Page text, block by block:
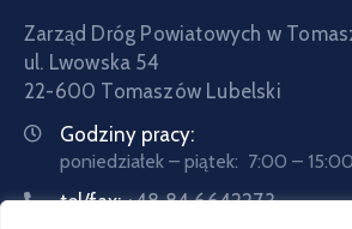
Zarząd Dróg Powiatowych w
ul. Lwowska 54
22-600 Tomaszów Lubelski
Godziny pracy:
poniedziałek – piątek: 7:00 – 15:00
tel/fax:+48 84 6642273